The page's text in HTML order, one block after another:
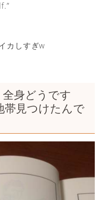
カしすぎw
身どうです
帯見つけたんで